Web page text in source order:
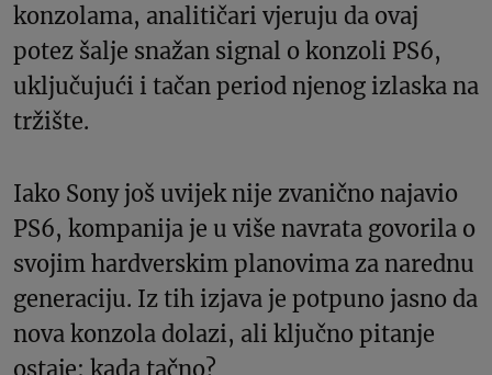
konzolama, analitičari vjeruju da ovaj
potez šalje snažan signal o konzoli PS6,
uključujući i tačan period njenog izlaska na
tržište.
Iako Sony još uvijek nije zvanično najavio
PS6, kompanija je u više navrata govorila o
svojim hardverskim planovima za narednu
generaciju. Iz tih izjava je potpuno jasno da
nova konzola dolazi, ali ključno pitanje
ostaje: kada tačno?